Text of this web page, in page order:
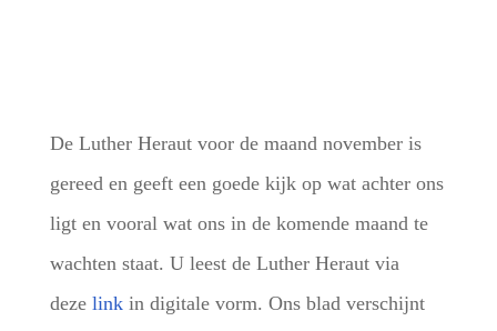
De Luther Heraut voor de maand november is
gereed en geeft een goede kijk op wat achter ons
ligt en vooral wat ons in de komende maand te
wachten staat. U leest de Luther Heraut via
deze link in digitale vorm. Ons blad verschijnt